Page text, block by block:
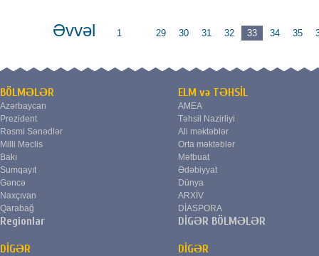
Əvvəl 1 29 30 31 32 33 34 35
BÖLMƏLƏR
Azərbaycan
Prezident
Rəsmi Sənədlər
Milli Məclis
Bakı
Sumqayıt
Gəncə
Naxçıvan
Qarabağ
Regionlar
ELM və TƏHSİL
AMEA
Təhsil Nazirliyi
Ali məktəblər
Orta məktəblər
Mətbuat
Ədəbiyyat
Dünya
ARXİV
DİASPORA
DİGƏR BÖLMƏLƏR
DİGƏR DİGƏR